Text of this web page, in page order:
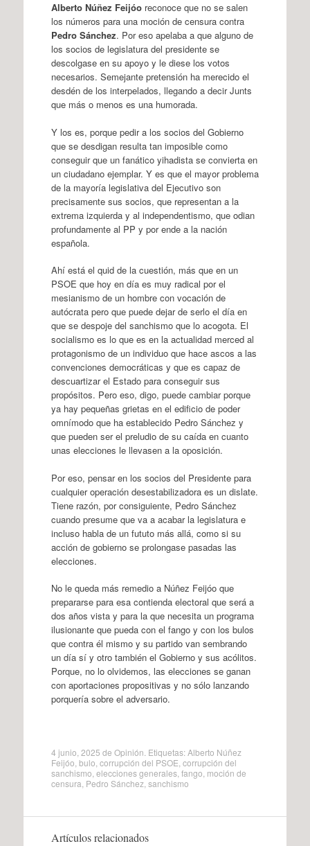
Alberto Núñez Feijóoreconoce que no se salen
los números para una moción de censura contra
Pedro Sánchez. Por eso apelaba a que alguno de
los socios de legislatura del presidente se
descolgase en su apoyo y le diese los votos
necesarios. Semejante pretensión ha merecido el
desdén de los interpelados, llegando a decir Junts
que más o menos es una humorada.
Y los es, porque pedir a los socios del Gobierno
que se desdigan resulta tan imposible como
conseguir que un fanático yihadista se convierta en
un ciudadano ejemplar. Y es que el mayor problema
de la mayoría legislativa del Ejecutivo son
precisamente sus socios, que representan a la
extrema izquierda y al independentismo, que odian
profundamente al PP y por ende a la nación
española.
Ahí está el quid de la cuestión, más que en un
PSOE que hoy en día es muy radical por el
mesianismo de un hombre con vocación de
autócrata pero que puede dejar de serlo el día en
que se despoje del sanchismo que lo acogota. El
socialismo es lo que es en la actualidad merced al
protagonismo de un individuo que hace ascos a las
convenciones democráticas y que es capaz de
descuartizar el Estado para conseguir sus
propósitos. Pero eso, digo, puede cambiar porque
ya hay pequeñas grietas en el edificio de poder
omnímodo que ha establecido Pedro Sánchez y
que pueden ser el preludio de su caída en cuanto
unas elecciones le llevasen a la oposición.
Por eso, pensar en los socios del Presidente para
cualquier operación desestabilizadora es un dislate.
Tiene razón, por consiguiente, Pedro Sánchez
cuando presume que va a acabar la legislatura e
incluso habla de un fututo más allá, como si su
acción de gobierno se prolongase pasadas las
elecciones.
No le queda más remedio a Núñez Feijóo que
prepararse para esa contienda electoral que será a
dos años vista y para la que necesita un programa
ilusionante que pueda con el fango y con los bulos
que contra él mismo y su partido van sembrando
un día sí y otro también el Gobierno y sus acólitos.
Porque, no lo olvidemos, las elecciones se ganan
con aportaciones propositivas y no sólo lanzando
porquería sobre el adversario.
4 junio, 2025 de Opinión . Etiquetas:Alberto Núñez
Feijóo bulo corrupción del PSOE corrupción del
sanchismo elecciones generales, fango moción de
censura Pedro Sánchez, sanchismo
Artículos relacionados